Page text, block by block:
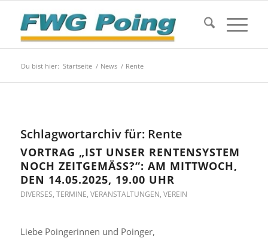
Du bist hier: Startseite / News / Rente
Schlagwortarchiv für: Rente
VORTRAG „IST UNSER RENTENSYSTEM
NOCH ZEITGEMÄSS?“: AM MITTWOCH, D
EN 14.05.2025, 19.00 UHR
DIVERSES, TERMINE, VERANSTALTUNGEN, VEREIN
Liebe Poingerinnen und Poinger,